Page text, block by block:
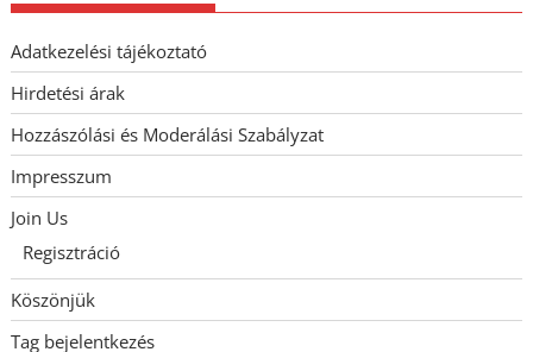
Adatkezelési tájékoztató
Hirdetési árak
Hozzászólási és Moderálási Szabályzat
Impresszum
Join Us
Regisztráció
Köszönjük
Tag bejelentkezés